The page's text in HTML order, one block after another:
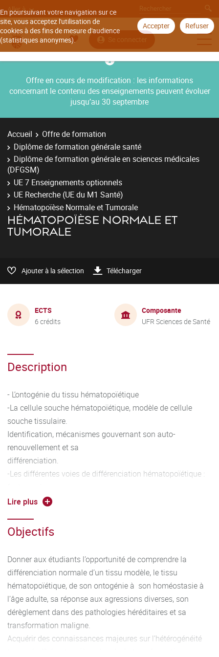
En poursuivant votre navigation sur ce
site, vous acceptez l'utilisation de
cookies à des fins de mesure d'audience
(statistiques anonymes).
Accepter Refuser
Aller à
Se connecter
Offre en cours de modification : les informations
concernant le contenu des enseignements peuvent évoluer
jusqu’au 30 septembre
Accueil
Offre de formation
Diplôme de formation générale santé
Diplôme de formation générale en sciences médicales
(DFGSM)
UE 7 Enseignements optionnels
UE Recherche (UE du M1 Santé)
Hématopoïèse Normale et Tumorale
HÉMATOPOÏÈSE NORMALE ET
TUMORALE
Ajouter à la sélection Télécharger
ECTS
6 crédits
Composante
UFR Sciences de Santé
Description
- L’ontogénie du tissu hématopoïétique
-La cellule souche hématopoïétique, modèle de cellule
souche tissulaire.
Identification, mécanismes gouvernant son auto-
renouvellement et sa
différenciation.
-Les différentes voies de différenciation hématopoïétique :
transcription de l’hématopoïèse, cytokines et récepteurs,
signalisation, application à l’érythropoïèse, la
mégacaryopoïèse, la
- Les fonctions non hématopoïétiques des cellules
réparation tissulaire, l’angiogénèse, etc..
- Les pathologies congénitales de l’hématopoïèse : les
hémolyses
constitutionnelles, la maladie de Blackfan Diamond, les
neutropénies et
Lire plus
Objectifs
Donner aux étudiants l’opportunité de comprendre la
différenciation normale d’un tissu modèle, le tissu
hématopoïétique, de son ontogénie à son homéostasie à
l’âge adulte, sa réponse aux agressions diverses, son
dérèglement dans des pathologies héréditaires et sa
transformation maligne.
Acquérir des connaissances majeures sur l’hétérogénéité